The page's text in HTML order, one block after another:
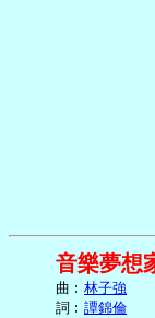
音樂夢想
     曲︰
林子強
     詞︰
譚錦倫